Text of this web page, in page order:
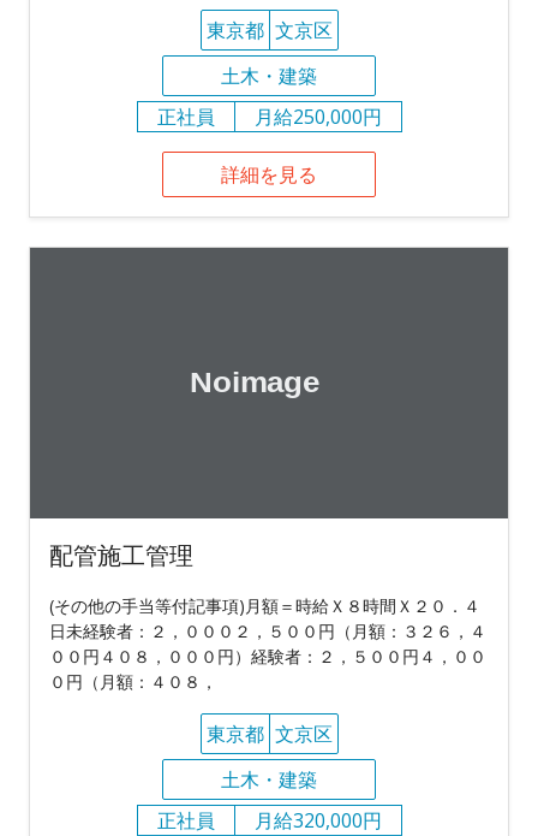
東京都 文京区
土木・建築
正社員
月給250,000円
詳細を見る
配管施工管理
(その他の手当等付記事項)月額＝時給Ｘ８時間Ｘ２０．４
日未経験者：２，０００２，５００円（月額：３２６，４
００円４０８，０００円）経験者：２，５００円４，００
０円（月額：４０８，
東京都 文京区
土木・建築
正社員
月給320,000円